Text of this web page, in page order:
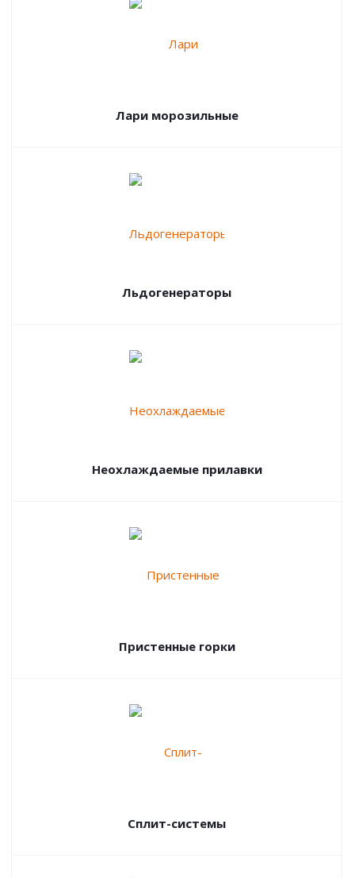
Лари морозильные
Льдогенераторы
Неохлаждаемые прилавки
Пристенные горки
Сплит-системы